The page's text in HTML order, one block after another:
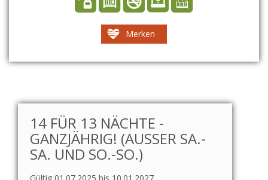
Merken
14 FÜR 13 NÄCHTE -
GANZJÄHRIG! (AUSSER SA.-S
A. UND SO.-SO.)